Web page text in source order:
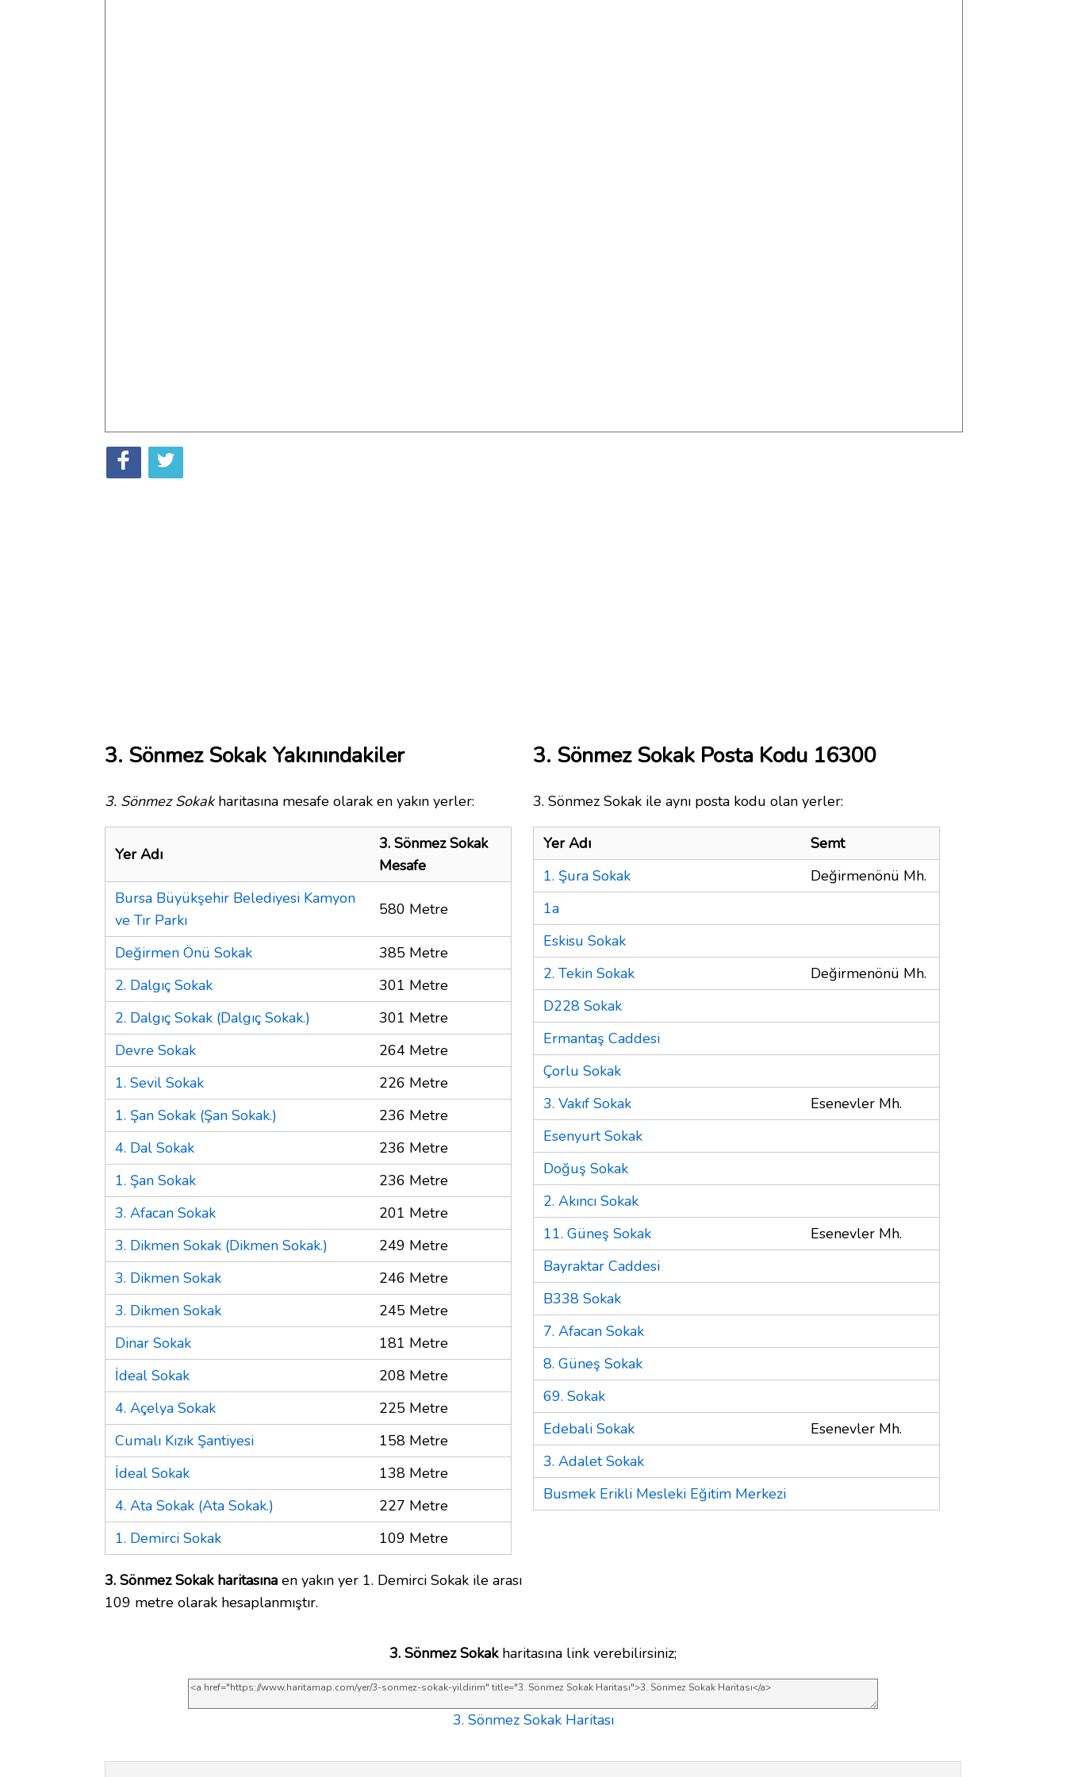
3. Sönmez Sokak Yakınındakiler
3. Sönmez Sokakharitasına mesafe olarak en yakın yerler:
Yer Adı
3. Sönmez Sokak
Mesafe
Bursa Büyükşehir Belediyesi Kamyon
ve Tır Parkı
580 Metre
Değirmen Önü Sokak
385 Metre
2. Dalgıç Sokak
301 Metre
2. Dalgıç Sokak (Dalgıç Sokak.)
301 Metre
Devre Sokak
264 Metre
1. Sevil Sokak
226 Metre
1. Şan Sokak (Şan Sokak.)
236 Metre
4. Dal Sokak
236 Metre
1. Şan Sokak
236 Metre
3. Afacan Sokak
201 Metre
3. Dikmen Sokak (Dikmen Sokak.)
249 Metre
3. Dikmen Sokak
246 Metre
3. Dikmen Sokak
245 Metre
Dinar Sokak
181 Metre
İdeal Sokak
208 Metre
4. Açelya Sokak
225 Metre
Cumalı Kızık Şantiyesi
158 Metre
İdeal Sokak
138 Metre
4. Ata Sokak (Ata Sokak.)
227 Metre
1. Demirci Sokak
109 Metre
3. Sönmez Sokak haritasına en yakın yer 1. Demirci Sokak ile arası
109 metre olarak hesaplanmıştır.
3. Sönmez Sokak Posta Kodu 16300
3. Sönmez Sokak ile aynı posta kodu olan yerler:
Yer Adı
Semt
1. Şura Sokak
Değirmenönü Mh.
1a
Eskisu Sokak
2. Tekin Sokak
Değirmenönü Mh.
D228 Sokak
Ermantaş Caddesi
Çorlu Sokak
3. Vakıf Sokak
Esenevler Mh.
Esenyurt Sokak
Doğuş Sokak
2. Akıncı Sokak
11. Güneş Sokak
Esenevler Mh.
Bayraktar Caddesi
B338 Sokak
7. Afacan Sokak
8. Güneş Sokak
69. Sokak
Edebali Sokak
Esenevler Mh.
3. Adalet Sokak
Busmek Erikli Mesleki Eğitim Merkezi
3. Sönmez Sokakharitasına link verebilirsiniz;
3. Sönmez Sokak Haritası